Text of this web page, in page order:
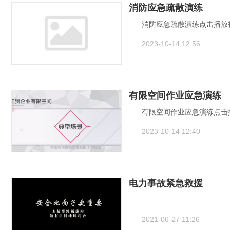
消防应急疏散演练
消防应急疏散演练点击播
2023-10-14 12:56
有限空间作业应急演练
有限空间作业应急演练点
2023-10-14 12:40
电力事故紧急救援
2021-06-27 11:26